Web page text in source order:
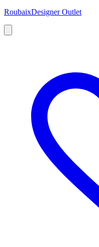
RoubaixDesigner Outlet